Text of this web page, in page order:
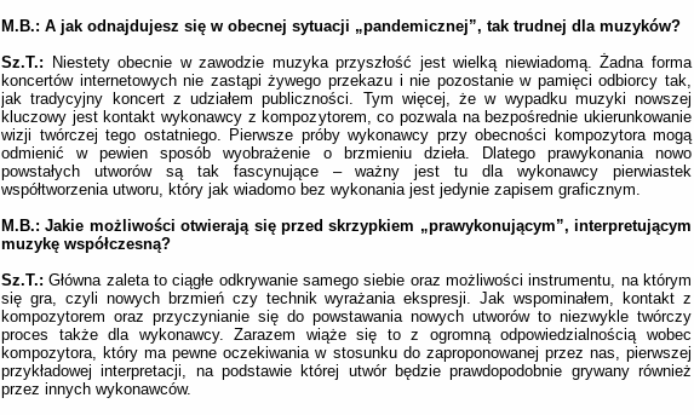
M.B.: A jak odnajdujesz się w obecnej sytuacji „pandemicznej”, tak trudnej dla muzyków?
Sz.T.:
Niestety obecnie w zawodzie muzyka przyszłość jest wielką niewiadomą. Żadna forma
koncertów internetowych nie zastąpi żywego przekazu i nie pozostanie w pamięci odbiorcy tak,
jak tradycyjny koncert z udziałem publiczności. Tym więcej, że w wypadku muzyki nowszej
kluczowy jest kontakt wykonawcy z kompozytorem, co pozwala na bezpośrednie ukierunkowanie
wizji twórczej tego ostatniego. Pierwsze próby wykonawcy przy obecności kompozytora mogą
odmienić w pewien sposób wyobrażenie o brzmieniu dzieła. Dlatego prawykonania nowo
powstałych utworów są tak fascynujące – ważny jest tu dla wykonawcy pierwiastek
współtworzenia utworu, który jak wiadomo bez wykonania jest jedynie zapisem graficznym.
M.B.: Jakie możliwości otwierają się przed skrzypkiem „prawykonującym”, interpretującym
muzykę współczesną?
Sz.T.: Główna zaleta to ciągłe odkrywanie samego siebie oraz możliwości instrumentu, na którym
się gra, czyli nowych brzmień czy technik wyrażania ekspresji. Jak wspominałem, kontakt z
kompozytorem oraz przyczynianie się do powstawania nowych utworów to niezwykle twórczy
proces także dla wykonawcy. Zarazem wiąże się to z ogromną odpowiedzialnością wobec
kompozytora, który ma pewne oczekiwania w stosunku do zaproponowanej przez nas, pierwszej
przykładowej interpretacji, na podstawie której utwór będzie prawdopodobnie grywany również
przez innych wykonawców.